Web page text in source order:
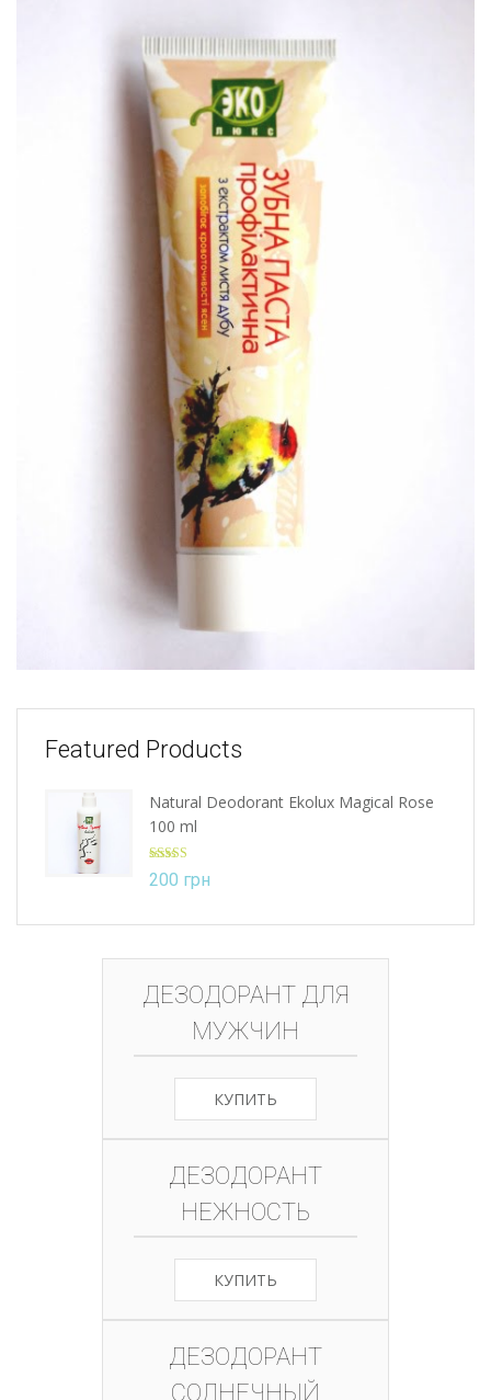
Featured Products
Natural Deodorant Ekolux Magical Rose
100 ml
Rated
out of 5
200 грн
ДЕЗОДОРАНТ ДЛЯ
МУЖЧИН
КУПИТЬ
ДЕЗОДОРАНТ
НЕЖНОСТЬ
КУПИТЬ
ДЕЗОДОРАНТ
СОЛНЕЧНЫЙ